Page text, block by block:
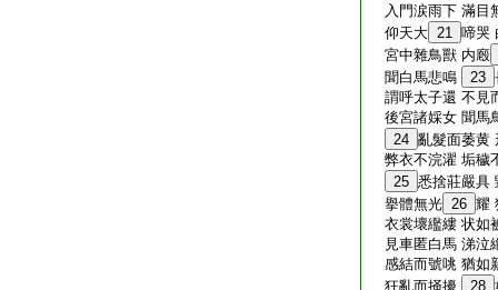
入門涙雨下 滿目
仰天大 21 啼哭
宮中雜鳥獸 内廏
聞白馬悲鳴
23
謂呼太子還 不見
後宮諸婇女 聞馬
24 亂髮面萎黄
弊衣不浣濯 垢穢
25 悉捨莊嚴具
擧體無光 26 耀
衣裳壞繿縷 状如
見車匿白馬 涕泣
感結而號咷 猶如
狂亂而掻擾
28